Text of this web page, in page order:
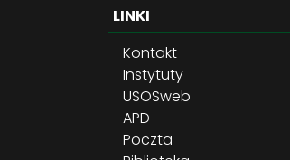
LINKI
Kontakt
Instytuty
USOSweb
APD
Poczta